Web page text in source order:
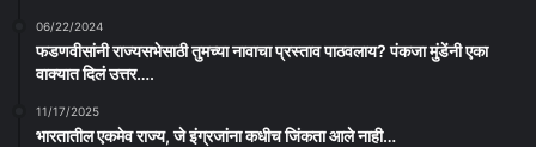
06/22/2024
फडणवीसांनी राज्यसभेसाठी तुमच्या नावाचा प्रस्ताव पाठवलाय? पंकजा मुंडेंनी एका
वाक्यात दिलं उत्तर….
11/17/2025
भारतातील एकमेव राज्य, जे इंग्रजांना कधीच जिंकता आले नाही…